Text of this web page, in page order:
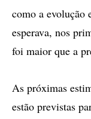
como a evolução
esperava, nos
foi maior que a
As próximas
estão previstas